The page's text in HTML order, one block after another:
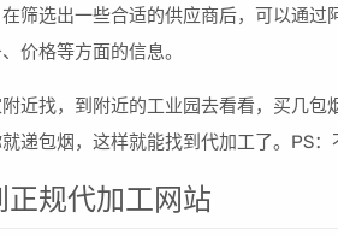
筛选出一些合适的供应商后，可以通
价格等方面的信息。
近找，到附近的工业园去看看，买几包
递包烟，这样就能找到代加工了。PS
正规代加工网站